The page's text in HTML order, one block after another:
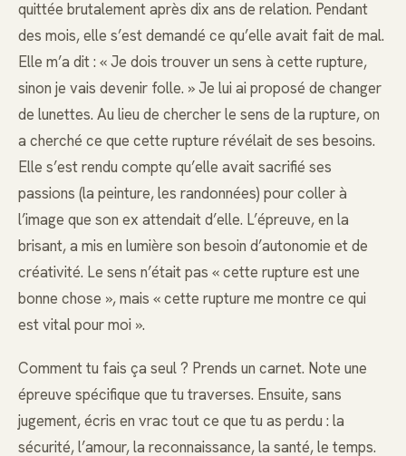
quittée brutalement après dix ans de relation. Pendant
des mois, elle s’est demandé ce qu’elle avait fait de mal.
Elle m’a dit : « Je dois trouver un sens à cette rupture,
sinon je vais devenir folle. » Je lui ai proposé de changer
de lunettes. Au lieu de chercher le sens de la rupture, on
a cherché ce que cette rupture révélait de ses besoins.
Elle s’est rendu compte qu’elle avait sacrifié ses
passions (la peinture, les randonnées) pour coller à
l’image que son ex attendait d’elle. L’épreuve, en la
brisant, a mis en lumière son besoin d’autonomie et de
créativité. Le sens n’était pas « cette rupture est une
bonne chose », mais « cette rupture me montre ce qui
est vital pour moi ».
Comment tu fais ça seul ? Prends un carnet. Note une
épreuve spécifique que tu traverses. Ensuite, sans
jugement, écris en vrac tout ce que tu as perdu : la
sécurité, l’amour, la reconnaissance, la santé, le temps.